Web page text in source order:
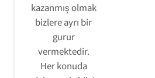
kazanmış olmak
bizlere ayrı bir
gurur
vermektedir.
Her konuda